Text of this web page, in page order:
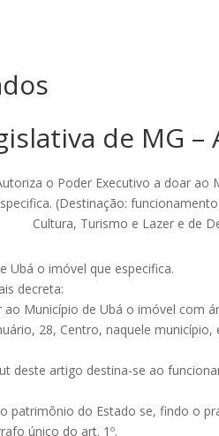
de MG
o Poder Executivo a doar ao
(Destinação:
Cultura, Turismo e Lazer e de
Ubá o imóvel que especifica.
decreta:
Município de Ubá o imóvel com
28, Centro, naquele
deste artigo destina-se ao
patrimônio do Estado se, findo o
único do art. 1º.